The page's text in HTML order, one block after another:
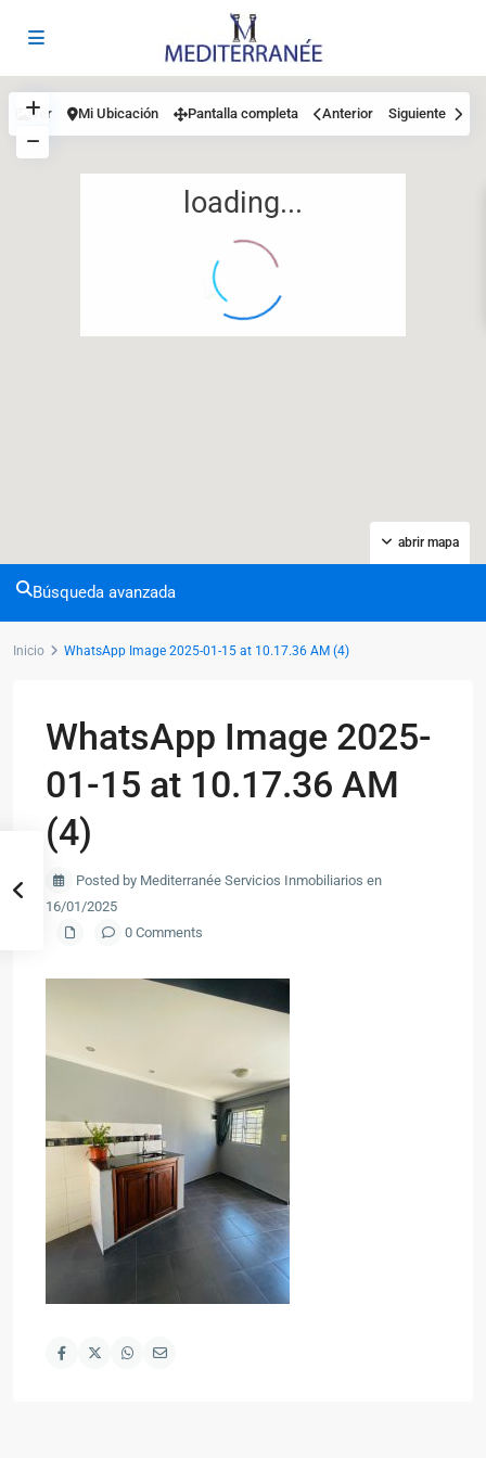
12
loading...
abrir mapa
Ver Mi Ubicación Pantalla completa Anterior Siguiente
Búsqueda avanzada
Inicio WhatsApp Image 2025-01-15 at 10.17.36 AM (4)
WhatsApp Image 2025-
01-15 at 10.17.36 AM
(4)
Posted by Mediterranée Servicios Inmobiliarios en
16/01/2025
0 Comments